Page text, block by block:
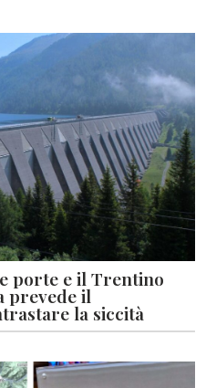
porte e il Trentino
prevede il
la siccità